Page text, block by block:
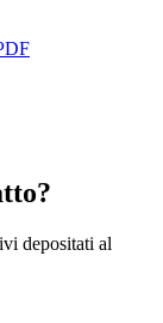
depositati al